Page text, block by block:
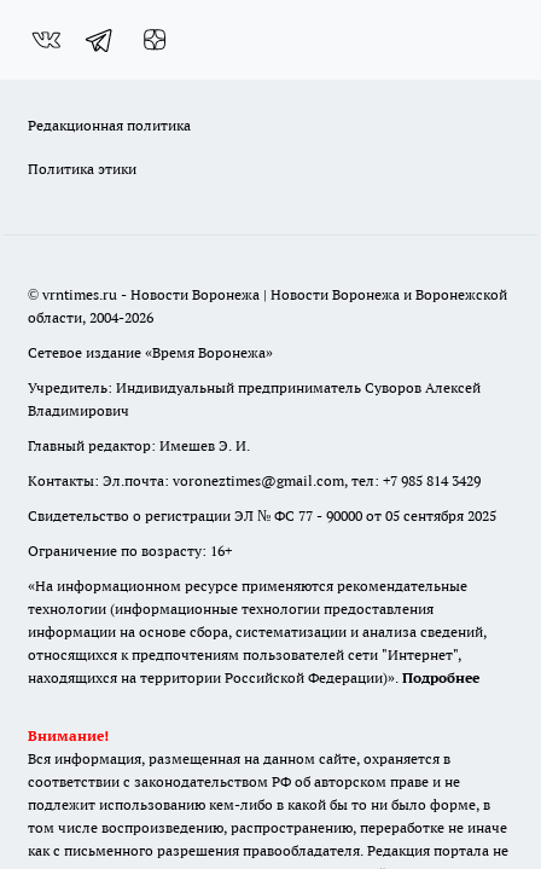
Редакционная политика
Политика этики
© vrntimes.ru - Новости Воронежа | Новости Воронежа и Воронежской
области, 2004-2026
Сетевое издание «Время Воронежа»
Учредитель: Индивидуальный предприниматель Суворов Алексей
Владимирович
Главный редактор: Имешев Э. И.
Контакты: Эл.почта: voroneztimes@gmail.com, тел: +7 985 814 3429
Свидетельство о регистрации ЭЛ № ФС 77 - 90000 от 05 сентября 2025
Ограничение по возрасту: 16+
«На информационном ресурсе применяются рекомендательные
технологии (информационные технологии предоставления
информации на основе сбора, систематизации и анализа сведений,
относящихся к предпочтениям пользователей сети "Интернет",
находящихся на территории Российской Федерации)». Подробнее
Внимание!
Вся информация, размещенная на данном сайте, охраняется в
соответствии с законодательством РФ об авторском праве и не
подлежит использованию кем-либо в какой бы то ни было форме, в
том числе воспроизведению, распространению, переработке не иначе
как с письменного разрешения правообладателя. Редакция портала не